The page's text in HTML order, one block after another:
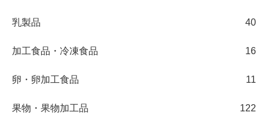
乳製品 40
加工食品・冷凍食品 16
卵・卵加工食品 11
果物・果物加工品 122